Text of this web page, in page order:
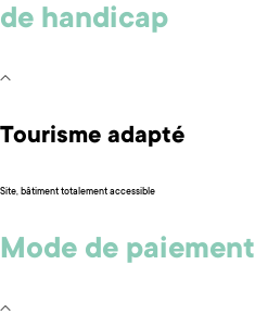
de handicap
Tourisme adapté
Site, bâtiment totalement accessible
Mode de paiement